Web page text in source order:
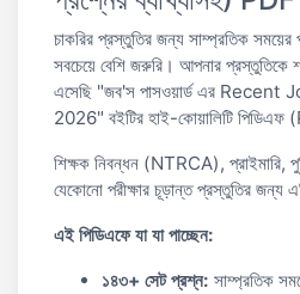
চাকরির প্রস্তুতির জন্য সাম্প্রতিক সময়ের
সবচেয়ে বেশি জরুরি। আপনার প্রস্তুতিকে
এসেছি "জব'স পাসওয়ার্ড এর
2026" বইটির হাই-কোয়ালিটি পিডিএফ
শিক্ষক নিবন্ধন (NTRCA), প্রাইমারি,
যেকোনো পরীক্ষার চূড়ান্ত প্রস্তুতির জন্য
এই পিডিএফে যা যা পাচ্ছেন:
১৪৩+ সেট প্রশ্ন: সাম্প্রতিক